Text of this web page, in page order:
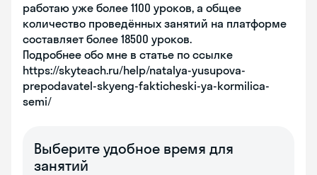
работаю уже более 1100 уроков, а общее
количество проведённых занятий на платформе
составляет более 18500 уроков.
Подробнее обо мне в статье по ссылке
https://skyteach.ru/help/natalya-yusupova-
prepodavatel-skyeng-fakticheski-ya-kormilica-
semi/
Выберите удобное время для
занятий